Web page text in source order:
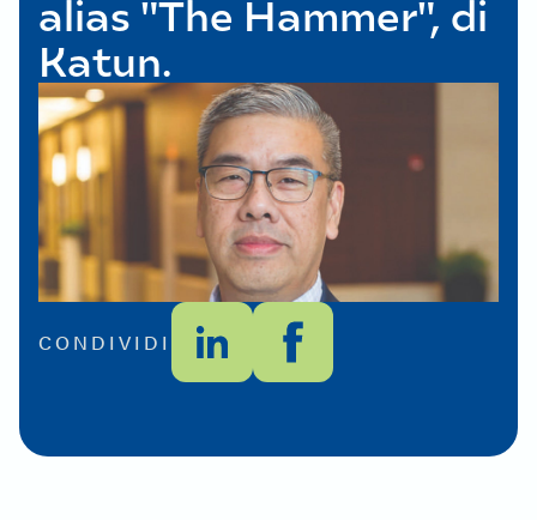
alias "The Hammer", di
Katun.
CONDIVIDI